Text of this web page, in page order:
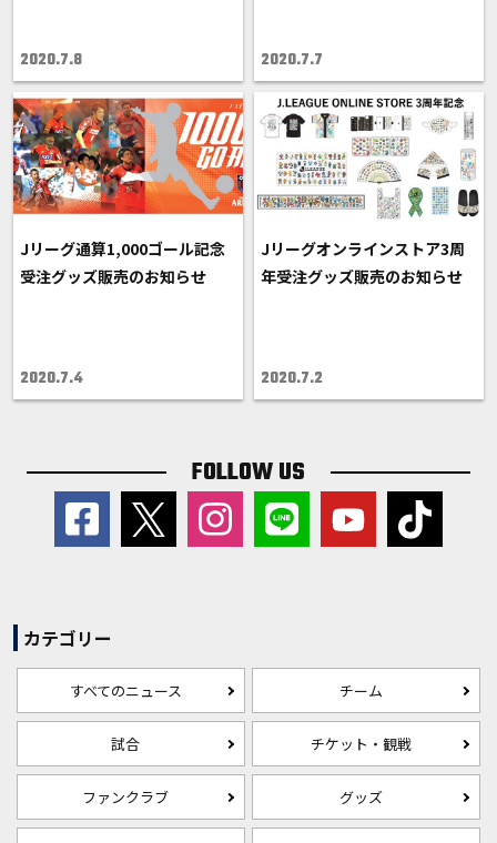
2020.7.8 2020.7.7
Jリーグ通算1,000ゴール記念
受注グッズ販売のお知らせ
2020.7.4
Jリーグオンラインストア3周
年受注グッズ販売のお知らせ
2020.7.2
FOLLOW US
カテゴリー
すべてのニュース チーム
試合 チケット・観戦
ファンクラブ グッズ